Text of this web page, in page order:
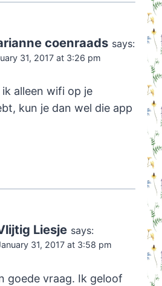
coenraads says:
31, 2017 at 3:26 pm
ik alleen wifi op je
kun je dan wel die app
Liesje says:
31, 2017 at 3:58 pm
goede vraag. Ik geloof